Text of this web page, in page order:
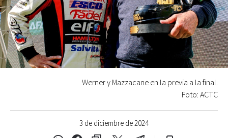
3 de diciembre de 2024
Werner y Mazzacane en la previa a la final.
Foto: ACTC